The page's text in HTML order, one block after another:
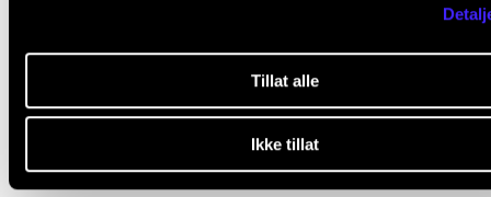
Tillat alle
Ikke tillat
Narrativ pedagogikk og korarbeid: om bibelske fortellinger i salmer
Bedømmelseskomité: